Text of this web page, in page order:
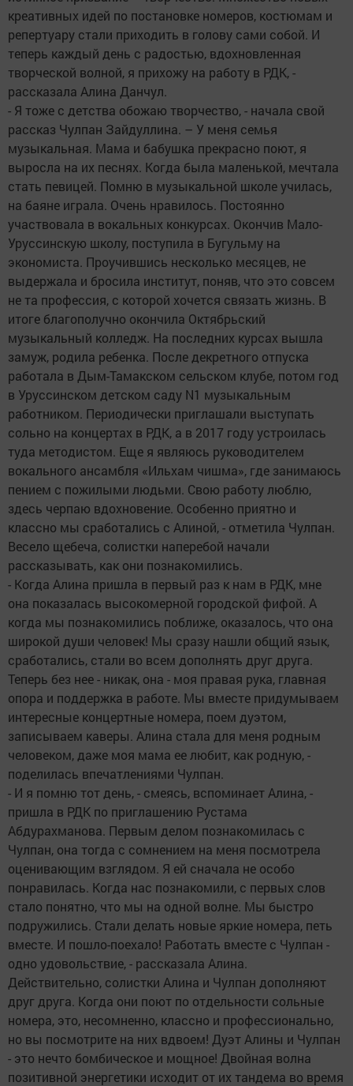
креативных идей по постановке номеров, костюмам и
репертуару стали приходить в голову сами собой. И
теперь каждый день с радостью, вдохновленная
творческой волной, я прихожу на работу в РДК, -
рассказала Алина Данчул.
- Я тоже с детства обожаю творчество, - начала свой
рассказ Чулпан Зайдуллина. – У меня семья
музыкальная. Мама и бабушка прекрасно поют, я
выросла на их песнях. Когда была маленькой, мечтала
стать певицей. Помню в музыкальной школе училась,
на баяне играла. Очень нравилось. Постоянно
участвовала в вокальных конкурсах. Окончив Мало-
Уруссинскую школу, поступила в Бугульму на
экономиста. Проучившись несколько месяцев, не
выдержала и бросила институт, поняв, что это совсем
не та профессия, с которой хочется связать жизнь. В
итоге благополучно окончила Октябрьский
музыкальный колледж. На последних курсах вышла
замуж, родила ребенка. После декретного отпуска
работала в Дым-Тамакском сельском клубе, потом год
в Уруссинском детском саду N1 музыкальным
работником. Периодически приглашали выступать
сольно на концертах в РДК, а в 2017 году устроилась
туда методистом. Еще я являюсь руководителем
вокального ансамбля «Ильхам чишма», где занимаюсь
пением с пожилыми людьми. Свою работу люблю,
здесь черпаю вдохновение. Особенно приятно и
классно мы сработались с Алиной, - отметила Чулпан.
Весело щебеча, солистки наперебой начали
рассказывать, как они познакомились.
- Когда Алина пришла в первый раз к нам в РДК, мне
она показалась высокомерной городской фифой. А
когда мы познакомились поближе, оказалось, что она
широкой души человек! Мы сразу нашли общий язык,
сработались, стали во всем дополнять друг друга.
Теперь без нее - никак, она - моя правая рука, главная
опора и поддержка в работе. Мы вместе придумываем
интересные концертные номера, поем дуэтом,
записываем каверы. Алина стала для меня родным
человеком, даже моя мама ее любит, как родную, -
поделилась впечатлениями Чулпан.
- И я помню тот день, - смеясь, вспоминает Алина, -
пришла в РДК по приглашению Рустама
Абдурахманова. Первым делом познакомилась с
Чулпан, она тогда с сомнением на меня посмотрела
оценивающим взглядом. Я ей сначала не особо
понравилась. Когда нас познакомили, с первых слов
стало понятно, что мы на одной волне. Мы быстро
подружились. Стали делать новые яркие номера, петь
вместе. И пошло-поехало! Работать вместе с Чулпан -
одно удовольствие, - рассказала Алина.
Действительно, солистки Алина и Чулпан дополняют
друг друга. Когда они поют по отдельности сольные
номера, это, несомненно, классно и профессионально,
но вы посмотрите на них вдвоем! Дуэт Алины и Чулпан
- это нечто бомбическое и мощное! Двойная волна
позитивной энергетики исходит от их тандема во время